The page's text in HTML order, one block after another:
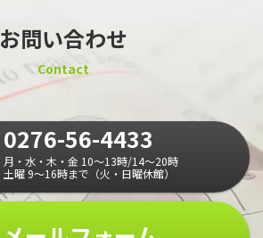
お問い合わせ
Contact
0276-56-4433
月・水・木・金 10～13時/14～20時
土曜 9～16時まで（火・日曜休館）